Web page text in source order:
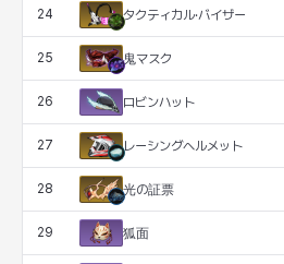
24 タクティカル·バイザー
25 鬼マスク
26 ロビンハット
27 レーシングヘルメット
28 光の証票
29 狐面